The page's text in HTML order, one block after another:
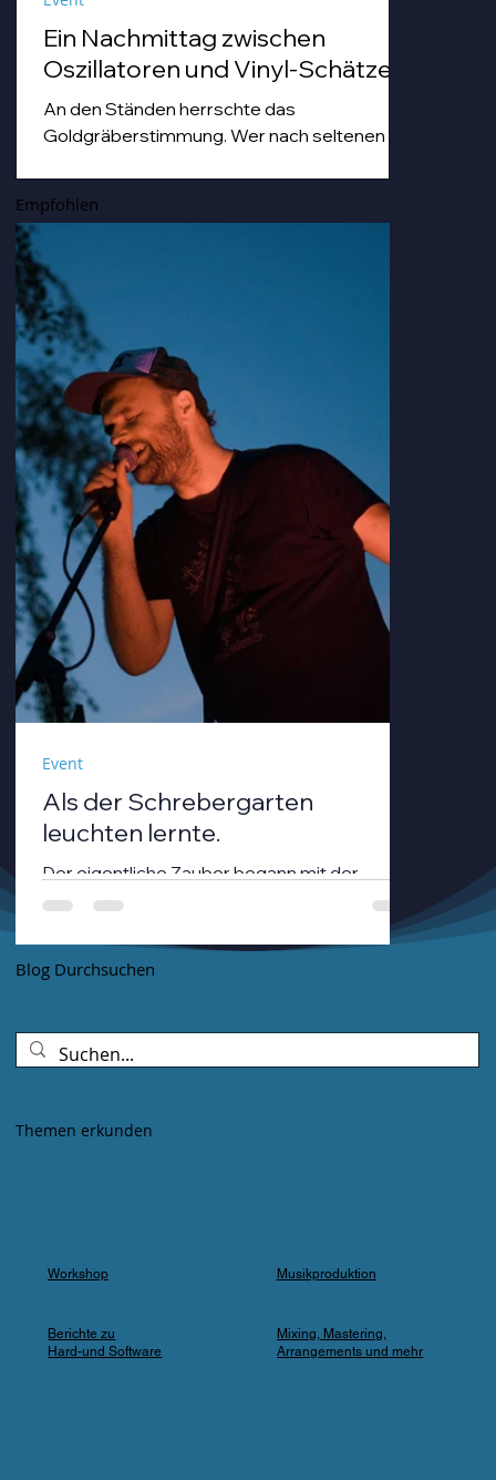
Ein Nachmittag zwischen
Oszillatoren und Vinyl-Schätzen
An den Ständen herrschte das
Goldgräberstimmung. Wer nach seltenen
bei der Freilegung von Troja kennt. Von
Hop-und japanischen Idol-Platten, die so
nostalgisch und gleichzeitig erfrischend
klangen, dass man sich darin hätte duschen
können.
Empfohlen
Als der Schrebergarten
leuchten lernte.
Der eigentliche Zauber begann mit der
Dämmerung. André Neumann alias nthirteen
strich mit einem Geigenbogen über seine E-
Gitarre, während die Sonne unterging.
Farbspots in Türkis, Lila und Blau – die
„Erdbeere" versank für ein paar Minuten in
einfach nicht erwartet.
Event
Themen erkunden
Workshop
Berichte zu
Hard-und Software
Musikproduktion
Mixing, Mastering,
Arrangements und mehr
Blog Durchsuchen